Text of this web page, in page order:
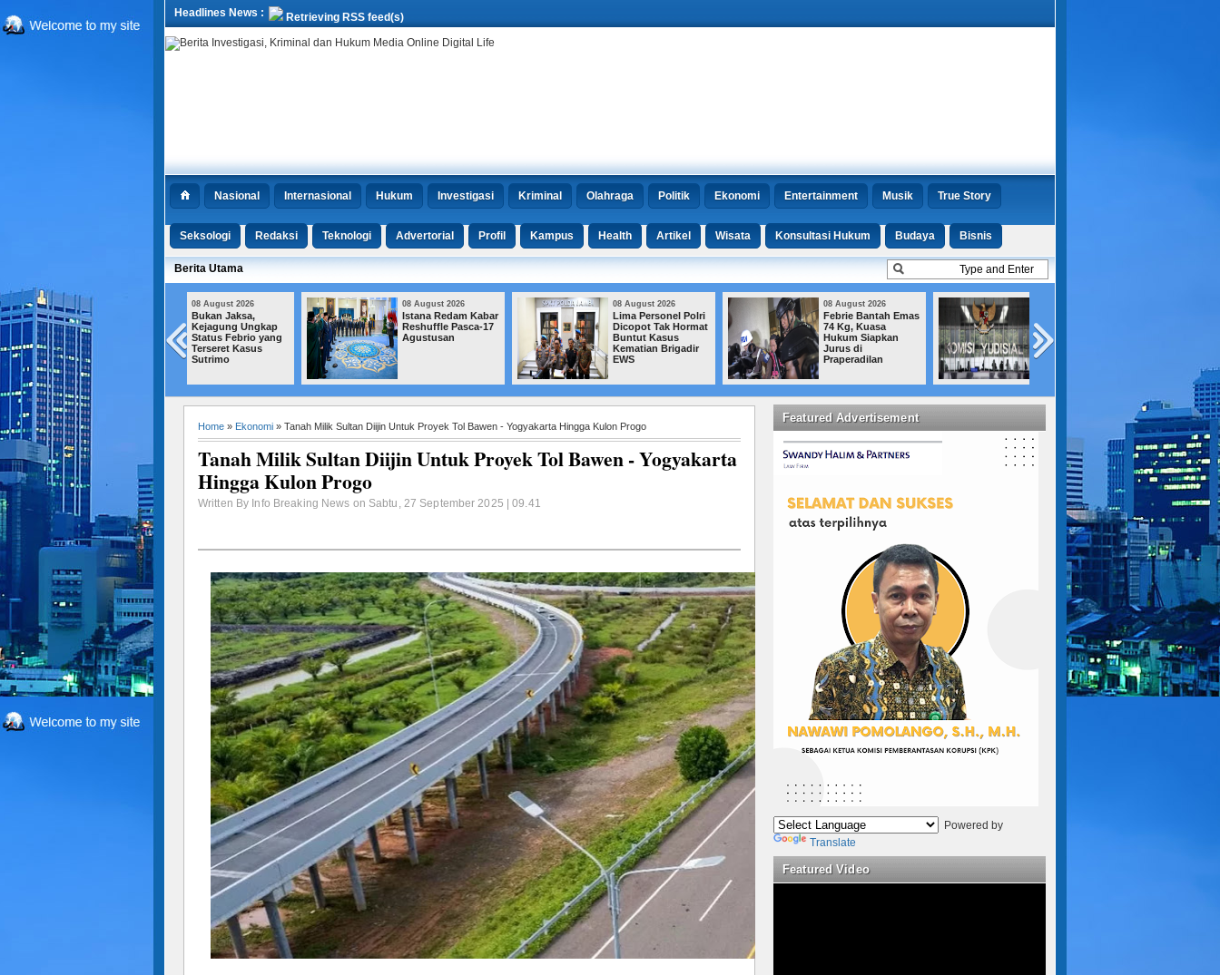
Headlines News : Retrieving RSS feed(s)
Nasional Internasional Hukum Investigasi Kriminal Olahraga Politik Ekonomi Entertainment Musik True Story
Seksologi Redaksi Teknologi Advertorial Profil Kampus Health Artikel Wisata Konsultasi Hukum Budaya Bisnis
Berita Utama
Bukan Jaksa,
Kejagung Ungkap
Status Febrio yang
Terseret Kasus
Sutrimo
08 August 2026
Istana Redam Kabar
Reshuffle Pasca-17
Agustusan
08 August 2026
Lima Personel Polri
Dicopot Tak Hormat
Buntut Kasus
Kematian Brigadir
EWS
08 August 2026
Febrie Bantah Emas
74 Kg, Kuasa
Hukum Siapkan
Jurus di
Praperadilan
08 August 2026
14 Calon Hakim
Lolos dari Saringan
KY, Kini Menanti
Persetujuan DPR
Home » Ekonomi » Tanah Milik Sultan Diijin Untuk Proyek Tol Bawen - Yogyakarta Hingga Kulon Progo
Tanah Milik Sultan Diijin Untuk Proyek Tol Bawen - Yogyakarta
Hingga Kulon Progo
Written By Info Breaking News on Sabtu, 27 September 2025 | 09.41
Featured Advertisement
Powered by
Translate
Featured Video